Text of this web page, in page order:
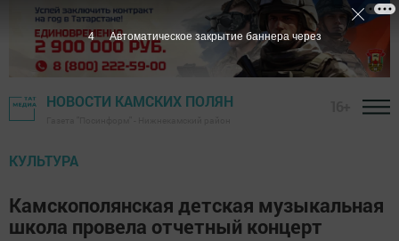
НОВОСТИ КАМСКИХ ПОЛЯН
КУЛЬТУРА
Камскополянская детская музыкальная
школа провела отчетный концерт
3 Автоматическое закрытие баннера через